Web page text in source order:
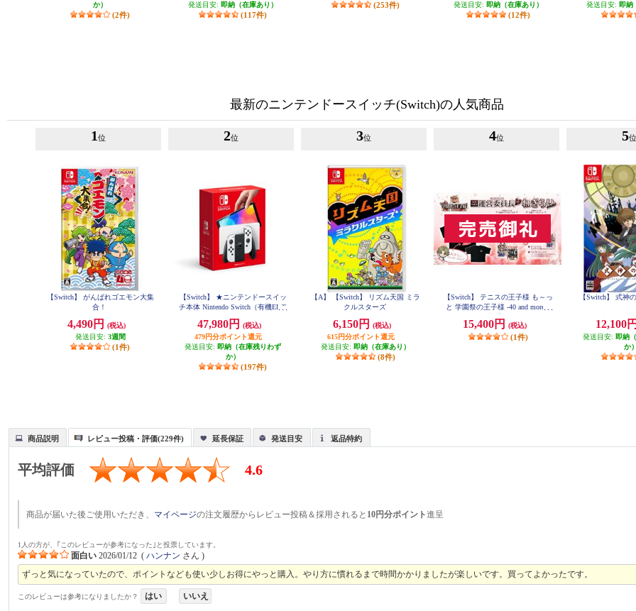
か）
(2件)
発送目安: 即納（在庫あり）
(117件)
(253件)
発送目安: 即納（在庫あり）
(12件)
発送目安: 即納
最新のニンテンドースイッチ(Switch)の人気商品
1 位
【Switch】 がんばれゴエモン大集
合！
4,490円
(税込)
発送目安: 3週間
(1件)
2位
【Switch】 ★ニンテンドースイッ
チ本体 Nintendo Switch（有機ELモ
47,980円
(税込)
479円分ポイント還元
発送目安: 即納（在庫残りわず
か）
(197件)
3位
【A】 【Switch】 リズム天国 ミラ
クルスターズ
6,150円
(税込)
615円分ポイント還元
発送目安: 即納（在庫あり）
(8件)
4位
【Switch】 テニスの王子様 も～っ
と 学園祭の王子様 -40 and more...
らいエディション
15,400円 (税込)
(1件)
5位
【Switch】 式神
12,100円
発送目安: 即納
か）
商品説明 レビュー投稿・評価(229件) 延長保証 発送目安 返品特約
平均評価 4.6
商品が届いた後ご使用いただき、 マイページの注文履歴からレビュー投稿＆採用されると 10円分ポイント進呈
1人の方が、｢このレビューが参考になった｣と投票しています。
面白い 2026/01/12 (ハンナン さん )
ずっと気になっていたので、ポイントなども使い少しお得にやっと購入。やり方に慣れるまで時間かかりましたが楽しいです。買ってよかったです。
このレビューは参考になりましたか？ はい いいえ